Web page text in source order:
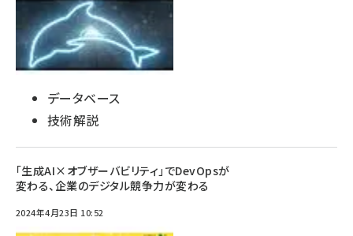
データベース
技術解説
「生成AI×オブザーバビリティ」でDevOpsが
変わる、企業のデジタル競争力が変わる
2024年4月23日 10:52